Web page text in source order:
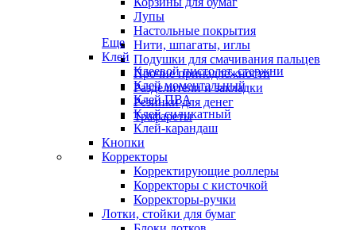
Лупы
Настольные покрытия
Нити, шпагаты, иглы
Подушки для смачивания пальцев
Прочие принадлежности
Разделители и закладки
Резинки для денег
Трафареты
Еще
Клей
Клеевой пистолет, стержни
Клей моментальный
Клей ПВА
Клей силикатный
Клей-карандаш
Кнопки
Корректоры
Корректирующие роллеры
Корректоры с кисточкой
Корректоры-ручки
Лотки, стойки для бумаг